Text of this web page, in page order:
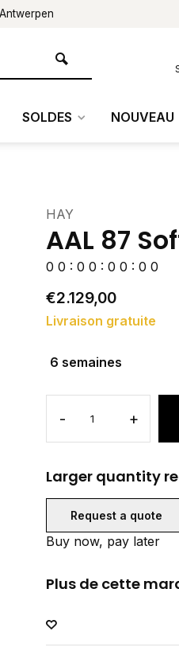
SOLDES NOUVEAU
HAY
AAL 87
0 0 : 0 0 : 0 0 : 0 0
€2.129,00
Livraison gratuite
6 semaines
- +
Larger quantity
Request a quote
Buy now, pay later
Plus de cette